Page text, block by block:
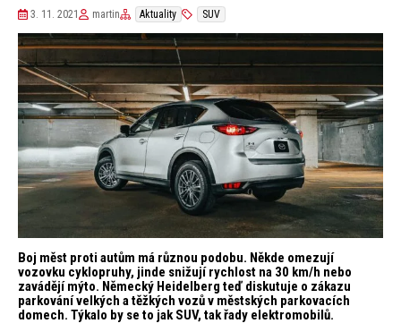
3. 11. 2021 martin Aktuality SUV
Boj měst proti autům má různou podobu. Někde omezují
vozovku cyklopruhy, jinde snižují rychlost na 30 km/h nebo
zavádějí mýto. Německý Heidelberg teď diskutuje o zákazu
parkování velkých a těžkých vozů v městských parkovacích
domech. Týkalo by se to jak SUV, tak řady elektromobilů.